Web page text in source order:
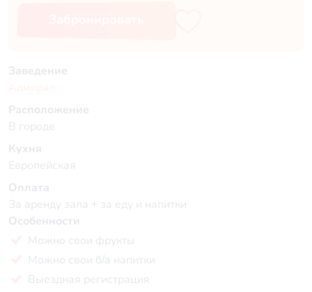
Заведение
Расположение
В городе
Кухня
Европейская
Оплата
За аренду зала + за еду и напитки
Особенности
Можно свои фрукты
Можно свои б/а напитки
Выездная регистрация